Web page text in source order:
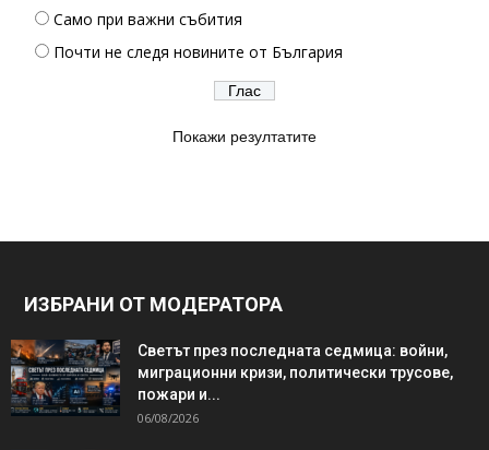
Само при важни събития
Почти не следя новините от България
Покажи резултатите
ИЗБРАНИ ОТ МОДЕРАТОРА
Светът през последната седмица: войни,
миграционни кризи, политически трусове,
пожари и...
06/08/2026